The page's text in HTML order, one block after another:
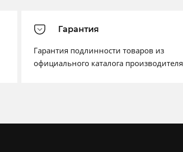
Гарантия
Гарантия подлинности товаров из
официального каталога производителя